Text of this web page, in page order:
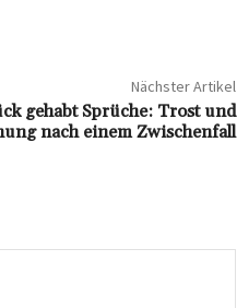
Nächster Artikel
gehabt Sprüche: Trost und
nach einem Zwischenfall